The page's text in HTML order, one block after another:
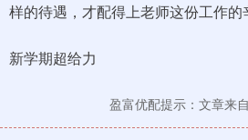
样的待遇，才配得上老师这份工作的
新学期超给力
盈富优配提示：文章来